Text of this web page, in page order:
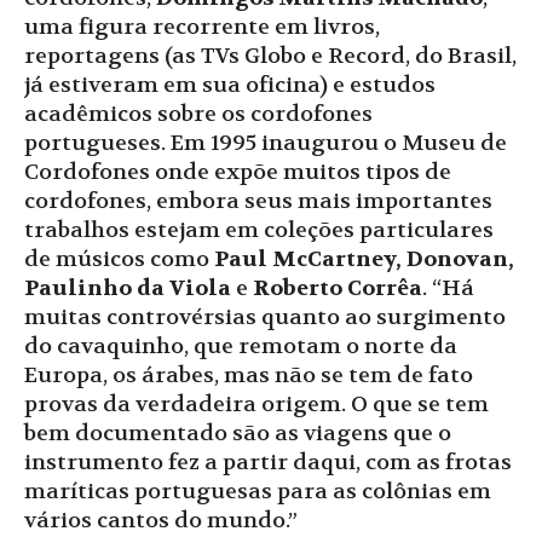
uma figura recorrente em livros,
reportagens (as TVs Globo e Record, do Brasil,
já estiveram em sua oficina) e estudos
acadêmicos sobre os cordofones
portugueses. Em 1995 inaugurou o Museu de
Cordofones onde expõe muitos tipos de
cordofones, embora seus mais importantes
trabalhos estejam em coleções particulares
de músicos como Paul McCartney, Donovan,
Paulinho da Viola e Roberto Corrêa. “Há
muitas controvérsias quanto ao surgimento
do cavaquinho, que remotam o norte da
Europa, os árabes, mas não se tem de fato
provas da verdadeira origem. O que se tem
bem documentado são as viagens que o
instrumento fez a partir daqui, com as frotas
maríticas portuguesas para as colônias em
vários cantos do mundo.”